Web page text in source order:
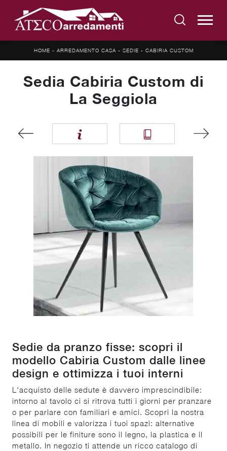
HOME - ARREDAMENTO CASA - SEDIE - CABIRIA CUSTOM
Sedia Cabiria Custom di
La Seggiola
Sedie da pranzo fisse: scopri il
modello Cabiria Custom dalle linee
design e ottimizza i tuoi interni
L'acquisto delle sedute è davvero imprescindibile:
intorno al tavolo ci si ritrova tutti i giorni per pranzare
o per parlare con familiari e amici. Scopri la nostra
linea di mobili e valorizza i tuoi spazi: alternative
possibili per le finiture sono il legno, la plastica e il
metallo. In negozio ti attende un ricco catalogo di